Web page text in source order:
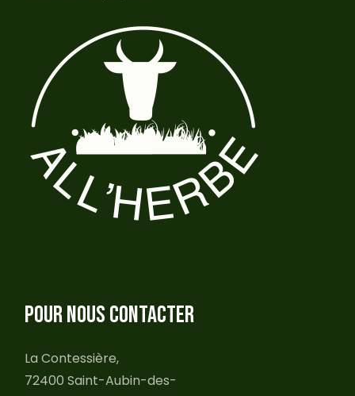
POUR NOUS CONTACTER
La Contessière,
72400 Saint-Aubin-des-